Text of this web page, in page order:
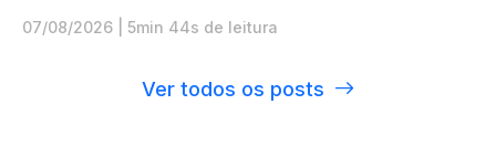
07/08/2026 5min 44s de leitura
Ver todos os posts